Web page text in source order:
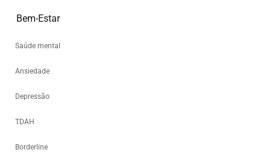
Bem-Estar
Saúde mental
Ansiedade
Depressão
TDAH
Borderline